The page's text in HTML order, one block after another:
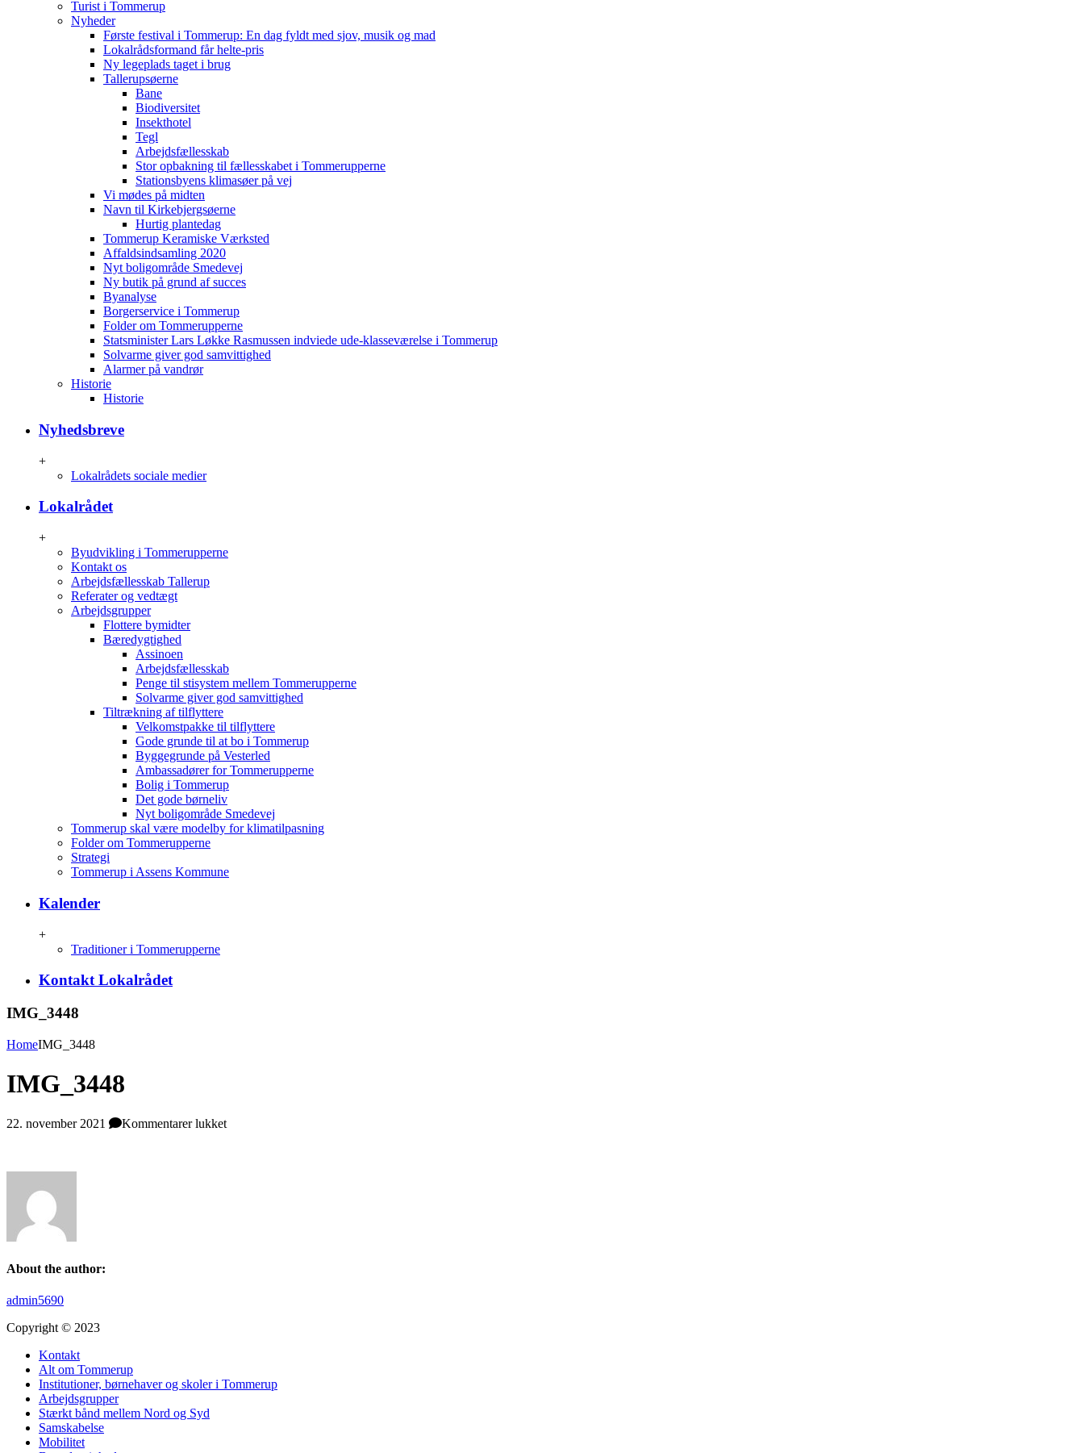
Turist i Tommerup
Nyheder
Første festival i Tommerup: En dag fyldt med sjov, musik og mad
Lokalrådsformand får helte-pris
Ny legeplads taget i brug
Tallerupsøerne
Bane
Biodiversitet
Insekthotel
Tegl
Arbejdsfællesskab
Stor opbakning til fællesskabet i Tommerupperne
Stationsbyens klimasøer på vej
Vi mødes på midten
Navn til Kirkebjergsøerne
Hurtig plantedag
Tommerup Keramiske Værksted
Affaldsindsamling 2020
Nyt boligområde Smedevej
Ny butik på grund af succes
Byanalyse
Borgerservice i Tommerup
Folder om Tommerupperne
Statsminister Lars Løkke Rasmussen indviede ude-klasseværelse i Tommerup
Solvarme giver god samvittighed
Alarmer på vandrør
Historie
Historie
Nyhedsbreve
+
Lokalrådets sociale medier
Lokalrådet
+
Byudvikling i Tommerupperne
Kontakt os
Arbejdsfællesskab Tallerup
Referater og vedtægt
Arbejdsgrupper
Flottere bymidter
Bæredygtighed
Assinoen
Arbejdsfællesskab
Penge til stisystem mellem Tommerupperne
Solvarme giver god samvittighed
Tiltrækning af tilflyttere
Velkomstpakke til tilflyttere
Gode grunde til at bo i Tommerup
Byggegrunde på Vesterled
Ambassadører for Tommerupperne
Bolig i Tommerup
Det gode børneliv
Nyt boligområde Smedevej
Tommerup skal være modelby for klimatilpasning
Folder om Tommerupperne
Strategi
Tommerup i Assens Kommune
Kalender
+
Traditioner i Tommerupperne
Kontakt Lokalrådet
IMG_3448
HomeIMG_3448
IMG_3448
22. november 2021 Kommentarer lukkettil
About the author:
admin5690
Copyright © 2023
Kontakt
Alt om Tommerup
Institutioner, børnehaver og skoler i Tommerup
Arbejdsgrupper
Stærkt bånd mellem Nord og Syd
Samskabelse
Mobilitet